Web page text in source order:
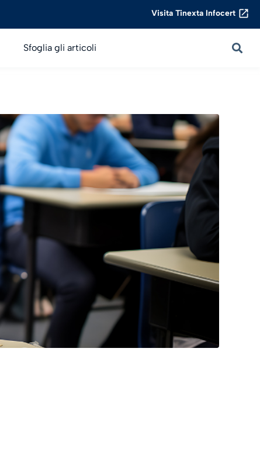
Visita Tinexta Infocert
Sfoglia gli articoli